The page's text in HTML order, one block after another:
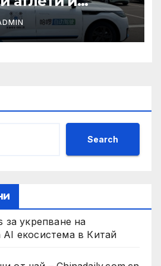
имат
подкрепа
я осигурим
Search
за укрепване на
AI екосистема в Китай